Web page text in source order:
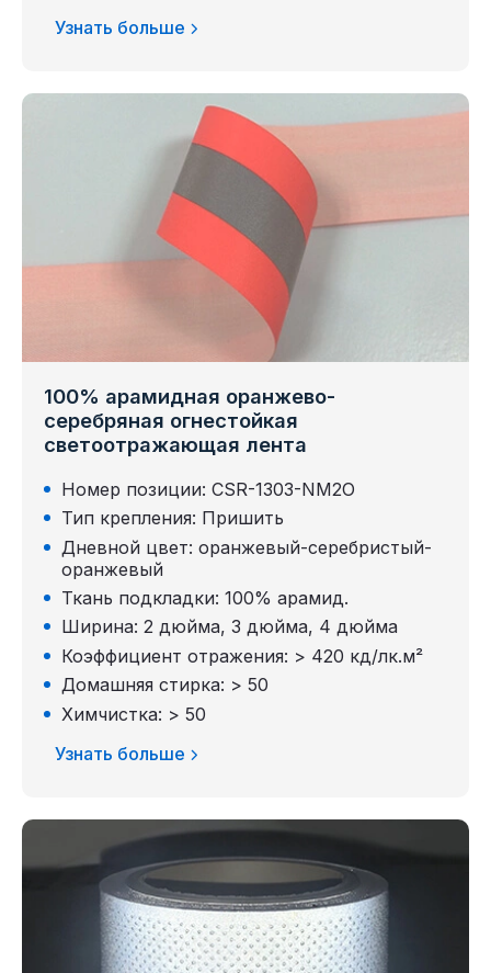
Узнать больше
100% арамидная оранжево-
серебряная огнестойкая
светоотражающая лента
Номер позиции: CSR-1303-NM2O
Тип крепления: Пришить
Дневной цвет: оранжевый-серебристый-
оранжевый
Ткань подкладки: 100% арамид.
Ширина: 2 дюйма, 3 дюйма, 4 дюйма
Коэффициент отражения: > 420 кд/лк.м²
Домашняя стирка: > 50
Химчистка: > 50
Узнать больше